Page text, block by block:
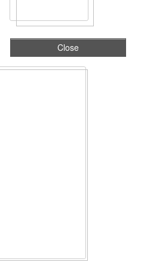
Close